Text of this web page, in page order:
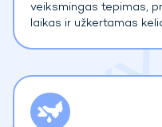
veiksmingas tepimas,
laikas ir užkertamas